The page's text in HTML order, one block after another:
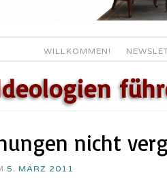
WILLKOMMEN!
nicht
5. MÄRZ 2011